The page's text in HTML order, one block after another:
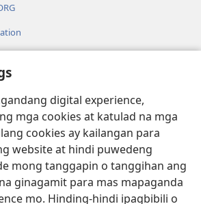
digital experience,
mga cookies at katulad na mga
cookies ay kailangan para
website at hindi puwedeng
mong tanggapin o tanggihan ang
ginagamit para mas mapaganda
mo. Hinding-hindi ipagbibili o
LIBRARY™